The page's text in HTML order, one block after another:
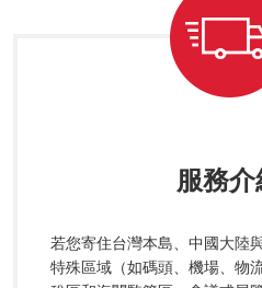
服務介
若您寄住台灣本島、中國大陸
特殊區域（如碼頭、機場、物